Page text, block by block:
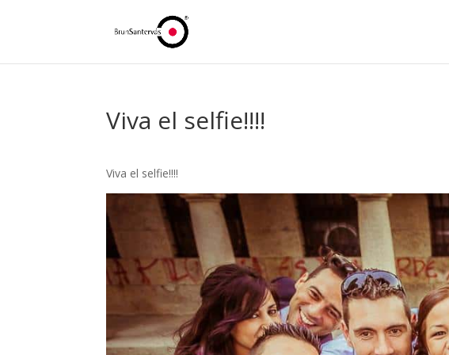
Viva el selfie!!!!
Viva el selfie!!!!